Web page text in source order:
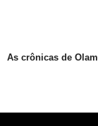
As crônicas de